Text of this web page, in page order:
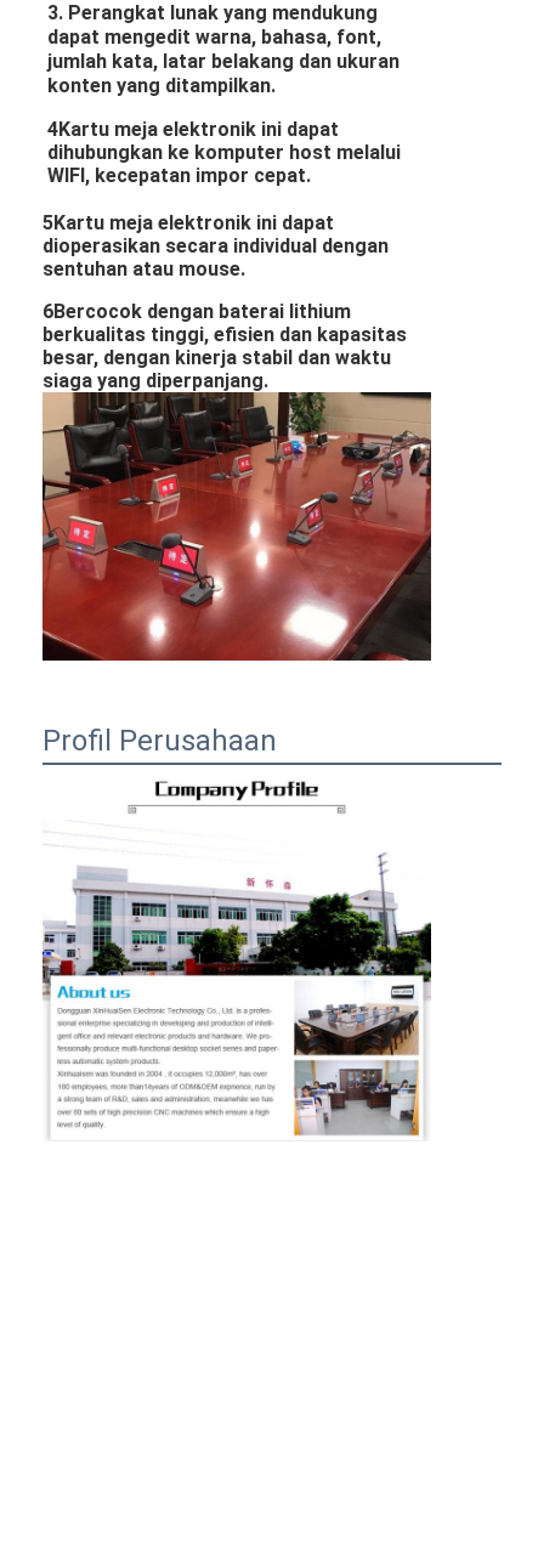
3. Perangkat lunak yang mendukung
dapat mengedit warna, bahasa, font,
jumlah kata, latar belakang dan ukuran
konten yang ditampilkan.
4Kartu meja elektronik ini dapat
dihubungkan ke komputer host melalui
WIFI, kecepatan impor cepat.
5Kartu meja elektronik ini dapat
dioperasikan secara individual dengan
sentuhan atau mouse.
6Bercocok dengan baterai lithium
berkualitas tinggi, efisien dan kapasitas
besar, dengan kinerja stabil dan waktu
siaga yang diperpanjang.
Profil Perusahaan